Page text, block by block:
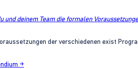
und deinem Team die formalen
der verschiedenen exist
→